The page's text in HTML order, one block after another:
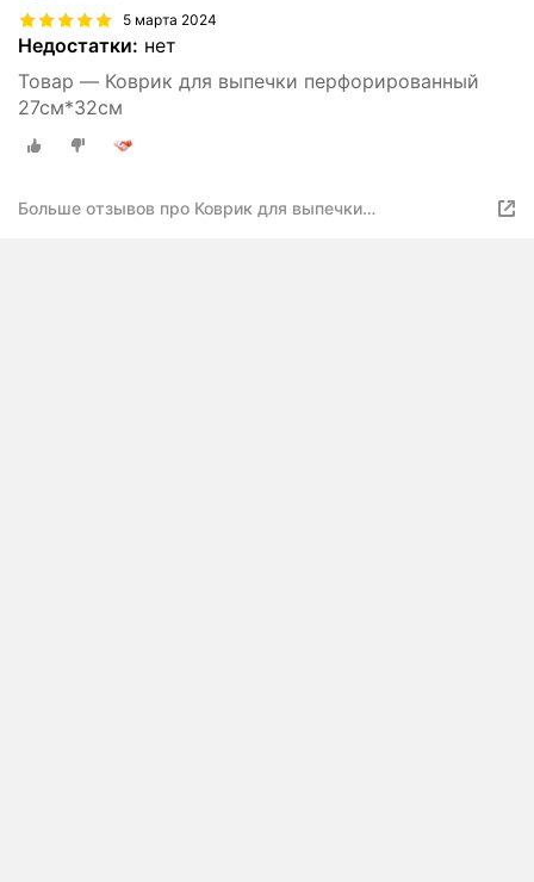
5 марта 2024
Недостатки: нет
Товар — Коврик для выпечки перфорированный
27см*32см
Больше отзывов про Коврик для выпечки